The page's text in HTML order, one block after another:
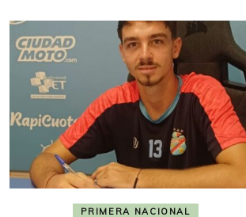
PRIMERA NACIONAL